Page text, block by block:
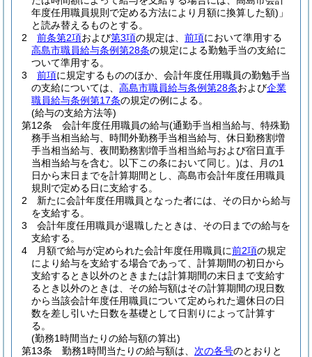
年度任用職員規則で定める方法により月額に換算した額) 」
と読み替えるものとする。
2
前条第2項および第3項の規定は、 前項において準用する
高島市職員給与条例第28条の規定による勤勉手当の支給に
ついて準用する。
3
前項に規定するもののほか、会計年度任用職員の勤勉手当
の支給については、 高島市職員給与条例第28条および企業
職員給与条例第17条の規定の例による。
(給与の支給方法等)
第12条
会計年度任用職員の給与(通勤手当相当給与、特殊勤
務手当相当給与、時間外勤務手当相当給与、休日勤務割増
手当相当給与、夜間勤務割増手当相当給与および宿日直手
当相当給与を含む。以下この条において同じ。)は、月の1
日から末日までを計算期間とし、高島市会計年度任用職員
規則で定める日に支給する。
2
新たに会計年度任用職員となった者には、その日から給与
を支給する。
3
会計年度任用職員が退職したときは、その日までの給与を
支給する。
4
月額で給与が定められた会計年度任用職員に前2項の規定
により給与を支給する場合であって、計算期間の初日から
支給するとき以外のときまたは計算期間の末日まで支給す
るとき以外のときは、その給与額はその計算期間の現日数
から当該会計年度任用職員について定められた週休日の日
数を差し引いた日数を基礎として日割りによって計算す
る。
(勤務1時間当たりの給与額の算出)
第13条
勤務1時間当たりの給与額は、 次の各号のとおりと